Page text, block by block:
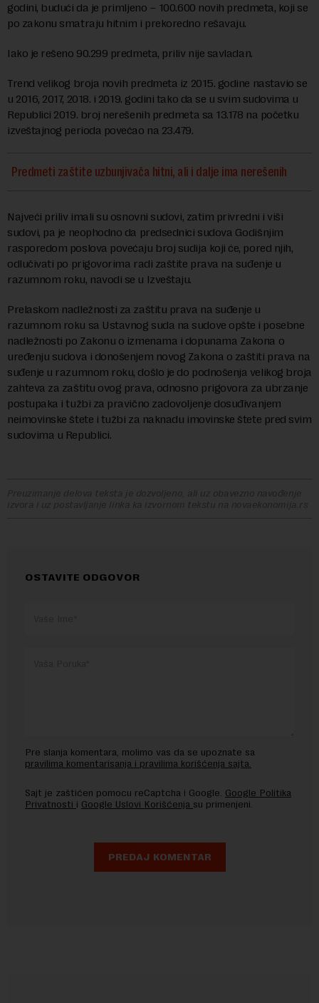
godini, budući da je primljeno – 100.600 novih predmeta, koji se
po zakonu smatraju hitnim i prekoredno rešavaju.
Iako je rešeno 90.299 predmeta, priliv nije savladan.
Trend velikog broja novih predmeta iz 2015. godine nastavio se
u 2016, 2017, 2018. i 2019. godini tako da se u svim sudovima u
Republici 2019. broj nerešenih predmeta sa 13.178 na početku
izveštajnog perioda povećao na 23.479.
Predmeti zaštite uzbunjivača hitni, ali i dalje ima nerešenih
Najveći priliv imali su osnovni sudovi, zatim privredni i viši
sudovi, pa je neophodno da predsednici sudova Godišnjim
rasporedom poslova povećaju broj sudija koji će, pored njih,
odlučivati po prigovorima radi zaštite prava na suđenje u
razumnom roku, navodi se u Izveštaju.
Prelaskom nadležnosti za zaštitu prava na suđenje u
razumnom roku sa Ustavnog suda na sudove opšte i posebne
nadležnosti po Zakonu o izmenama i dopunama Zakona o
uređenju sudova i donošenjem novog Zakona o zaštiti prava na
suđenje u razumnom roku, došlo je do podnošenja velikog broja
zahteva za zaštitu ovog prava, odnosno prigovora za ubrzanje
postupaka i tužbi za pravično zadovoljenje dosuđivanjem
neimovinske štete i tužbi za naknadu imovinske štete pred svim
sudovima u Republici.
Preuzimanje delova teksta je dozvoljeno, ali uz obavezno navođenje
izvora i uz postavljanje linka ka izvornom tekstu na novaekonomija.rs
OSTAVITE ODGOVOR
Pre slanja komentara, molimo vas da se upoznate sa
pravilima komentarisanja i pravilima korišćenja sajta.
Sajt je zaštićen pomocu reCaptcha i Google. Google Politika
Privatnosti i Google Uslovi Korišćenja su primenjeni.